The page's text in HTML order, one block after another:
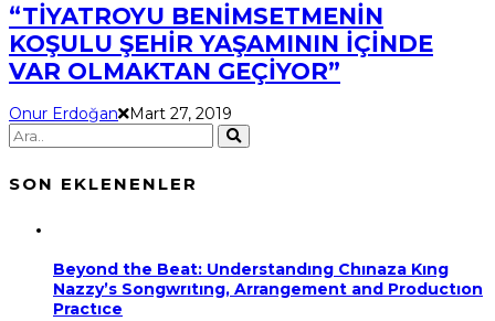
“TİYATROYU BENİMSETMENİN
KOŞULU ŞEHİR YAŞAMININ İÇİNDE
VAR OLMAKTAN GEÇİYOR”
Onur Erdoğan Mart 27, 2019
SON EKLENENLER
Beyond the Beat: Understandıng Chınaza Kıng
Nazzy’s Songwrıtıng, Arrangement and Productıon
Practıce